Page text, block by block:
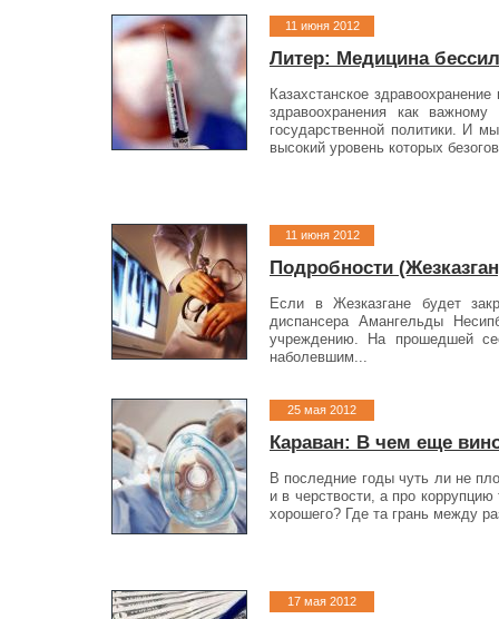
11 июня 2012
Литер: Медицина
Казахстанское
здравоохранения как
государственной политики. И
высокий уровень которых
11 июня 2012
Подробности
Если в Жезказгане будет
диспансера Амангельды
учреждению. На прошед­шей
наболевшим...
25 мая 2012
Караван: В чем еще
В последние годы чуть ли не
и в черствости, а про
хорошего? Где та грань между
17 мая 2012